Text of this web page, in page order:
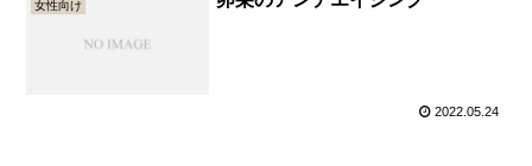
女性向け
2022.05.24